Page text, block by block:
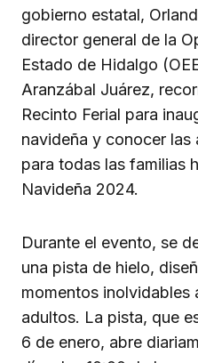
gobierno estatal,
director general de la
Estado de Hidalgo
Aranzábal Juárez,
Recinto Ferial para
navideña y conocer
para todas las familias
Navideña 2024.
Durante el evento, se
una pista de hielo,
momentos inolvidables
adultos. La pista, que
6 de enero, abre